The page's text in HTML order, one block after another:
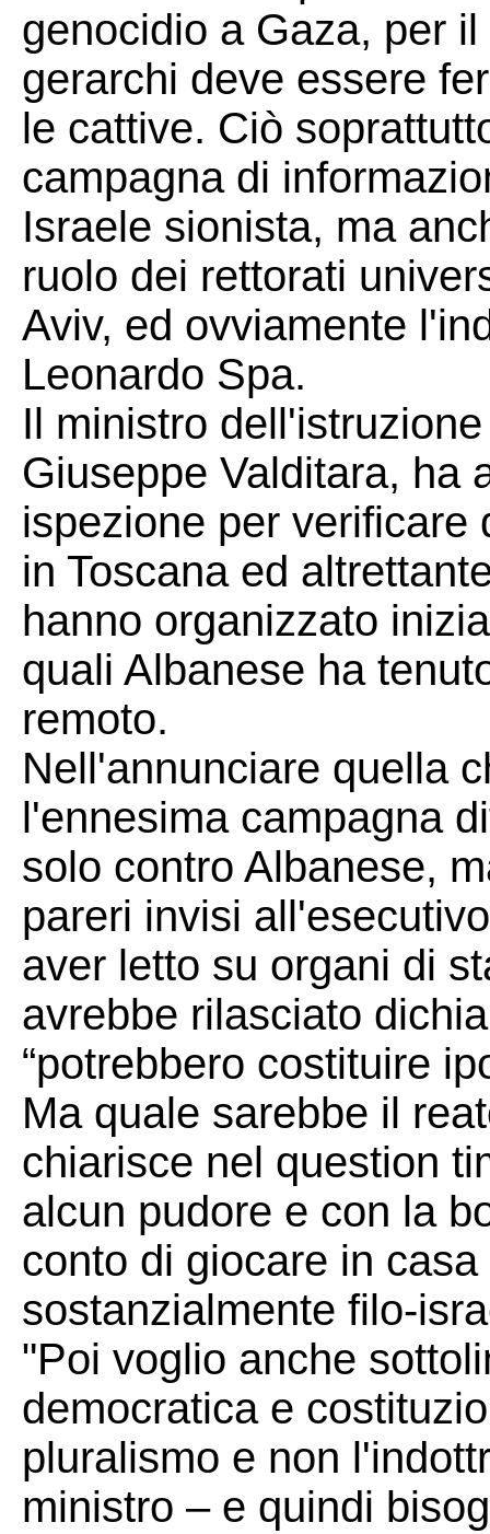
genocidio a Gaza, per
gerarchi deve essere
le cattive. Ciò
campagna di
Israele sionista, ma
ruolo dei rettorati
Aviv, ed ovviamente
Leonardo Spa.
Il ministro
Giuseppe Valditara, ha
ispezione per verificare
in Toscana ed
hanno organizzato
quali Albanese ha
remoto.
Nell'annunciare quella
l'ennesima campagna
solo contro Albanese,
pareri invisi
aver letto su organi di
avrebbe rilasciato
“potrebbero costituire
Ma quale sarebbe il
chiarisce nel question
alcun pudore e con la
conto di giocare in
sostanzialmente filo-
"Poi voglio anche
democratica e
pluralismo e non
ministro – e quindi